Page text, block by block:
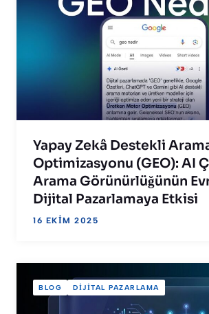
Yapay Zekâ Destekli
Optimizasyonu (GEO): AI
Arama Görünürlüğünün
Dijital Pazarlamaya Etkisi
16 EKIM 2025
BLOG DIJITAL PAZARLAMA